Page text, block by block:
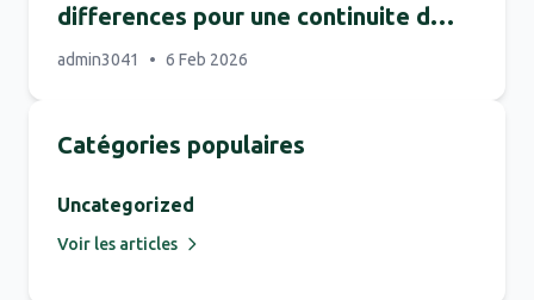
differences pour une continuite d
activite optimale
admin3041 • 6 Feb 2026
Catégories populaires
Uncategorized
Voir les articles